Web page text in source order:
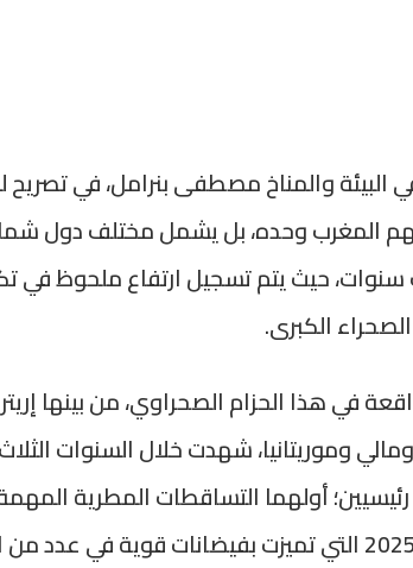
والمناخ مصطفى بنرامل، في تصريح لـ
يهم المغرب وحده، بل يشمل مختلف دول
سنوات، حيث يتم تسجيل ارتفاع ملحوظ في
الكبرى.
في هذا الحزام الصحراوي، من بينها
وموريتانيا، شهدت خلال السنوات الثلاث
أولهما التساقطات المطرية
المناطق، خصوصا خلال سنة 2025 التي تميزت بفيضانات قوية